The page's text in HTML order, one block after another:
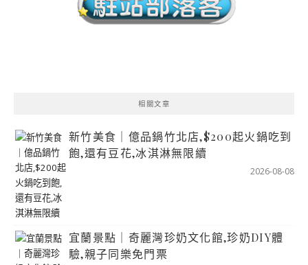
相關文章
新竹美食｜億品鍋竹北店,$200起火鍋吃到
飽,還有豆花,冰淇淋無限續
2026-08-08
宜蘭景點｜奇麗灣珍奶文化館,珍奶DIY體
驗,親子同樂免門票